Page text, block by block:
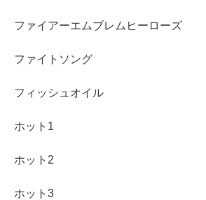
ファイアーエムブレムヒーローズ
ファイトソング
フィッシュオイル
ホット1
ホット2
ホット3